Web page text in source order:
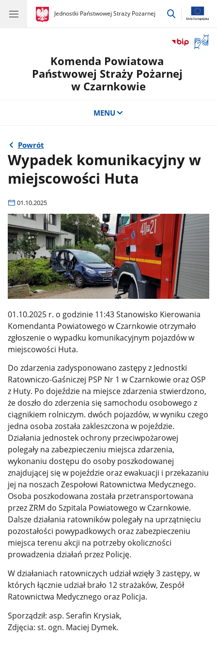
gov.pl
Jednostki Państwowej Straży Pożarnej
gov.pl
Jednostki
przejdź
okno
Komenda Powiatowa
Państwowej Straży Pożarnej
w Czarnkowie
MENU
Powrót
Wypadek komunikacyjny w
miejscowości Huta
01.10.2025
01.10.2025 r. o godzinie 11:43 Stanowisko Kierowania
Komendanta Powiatowego w Czarnkowie otrzymało
zgłoszenie o wypadku komunikacyjnym pojazdów w
miejscowości Huta.
Do zdarzenia zadysponowano zastępy z Jednostki
Ratowniczo-Gaśniczej PSP Nr 1 w Czarnkowie oraz OSP
z Huty. Po dojeździe na miejsce zdarzenia stwierdzono,
że doszło do zderzenia sięsamochodu osobowego z
ciągnikiem rolniczym. dwóch pojazdów, w wyniku czego
jedna osoba zostałazakleszczona w pojeździe.
Działania jednostek ochrony przeciwpożarowej
polegały na zabezpieczeniu miejsca zdarzenia,
wykonaniu dostępu do osoby poszkodowanej
znajdującej się w pojeździe oraz ewakuacji i przekazaniu
jej na noszach Zespołowi Ratownictwa Medycznego.
Osoba poszkodowana została przetransportowana
przez ZRM do Szpitala Powiatowego w Czarnkowie.
Dalsze działania ratowników polegały na uprzątnięciu
pozostałości powypadkowych oraz zabezpieczeniu
miejsca terenu akcji na potrzeby okoliczności
prowadzenia działań przez Policję.
W działaniach ratowniczych udział wzięły 3 zastępy, w
których łącznie udział brało 12 strażaków, Zespół
Ratownictwa Medycznego oraz Policja.
Sporządził: asp. Serafin Krysiak,
Zdjęcia: st. ogn. Maciej Dymek.